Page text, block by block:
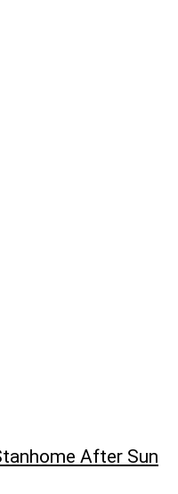
After Sun